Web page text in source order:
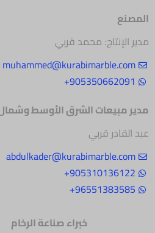
المصنع
مدير الإنتاج: محمد قربي
muhammed@kurabimarble.com
905350662091+
مدير مبيعات الشرقالأوسط وشمال
عبد القادر قربي
abdulkader@kurabimarble.com
905310136122+
96551383585+
خبراء صناعة الرخام